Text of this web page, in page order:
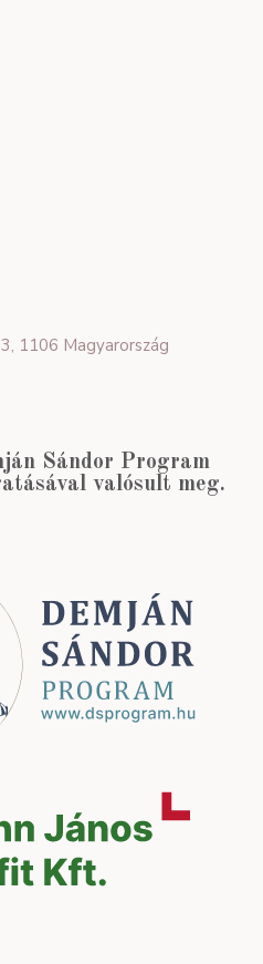
1106 Magyarország
Sándor Program
valósult meg.